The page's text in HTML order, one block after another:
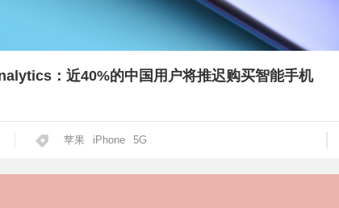
：近40%的中国用户将推迟购买智能手机
苹果 iPhone 5G